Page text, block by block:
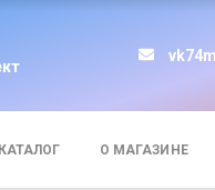
КАТАЛОГ О МАГАЗИНЕ